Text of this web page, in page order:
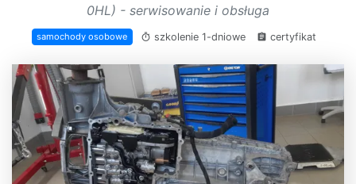
0HL) - serwisowanie i obsługa
samochody osobowe timer szkolenie 1-dniowe assignment certyfikat